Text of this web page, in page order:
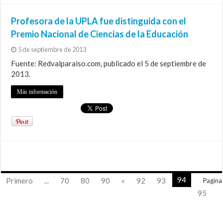
Profesora de la UPLA fue distinguida con el
Premio Nacional de Ciencias de la Educación
5 de septiembre de 2013
Fuente: Redvalparaiso.com, publicado el 5 de septiembre de
2013.
Más información
Pagina
Primero ... 70 80 90 « 92 93
94
95